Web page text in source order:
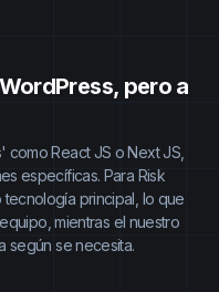
pero a
React JS o Next JS,
específicas. Para Risk
principal, lo que
mientras el nuestro
según se necesita.